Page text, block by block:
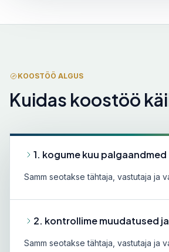
KOOSTÖÖ ALGUS
Kuidas koostöö
1. kogume kuu palgaandmed
Samm seotakse tähtaja, vastutaja ja
2. kontrollime muudatused
Samm seotakse tähtaja, vastutaja ja